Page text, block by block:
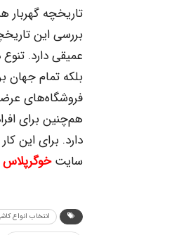
تاریخچه گهربار
بررسی این
عمیقی دارد.
بلکه تمام جهان
فروشگاه‌های
هم‌چنین برای
دارد. برای این
سایتخوگرپلاس
انتخاب انواع